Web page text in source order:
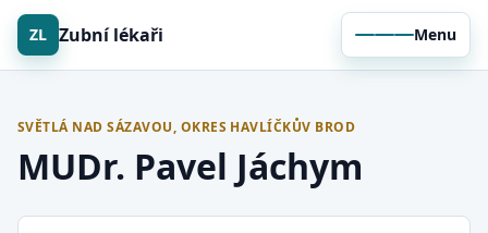
ZL Zubní lékaři Menu
SVĚTLÁ NAD SÁZAVOU, OKRES HAVLÍČKŮV BROD
MUDr. Pavel Jáchym